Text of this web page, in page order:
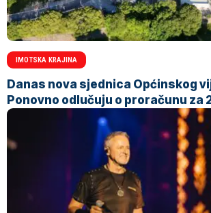
IMOTSKA KRAJINA
Danas nova sjednica Općinskog
Ponovno odlučuju o proračunu za